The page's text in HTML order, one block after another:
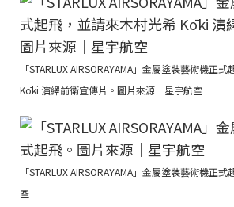
「STARLUX AIRSORAYAMA」金屬塗裝藝術機正
Kōki 演繹前衛宣傳片。圖片來源｜星宇航空
「STARLUX AIRSORAYAMA」金屬塗裝藝術機正
空